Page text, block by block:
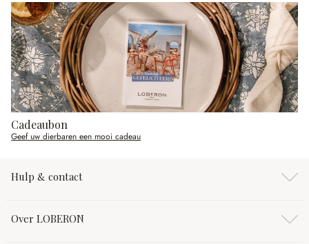
Cadeaubon
Geef uw dierbaren een mooi cadeau
Hulp & contact
Over LOBERON